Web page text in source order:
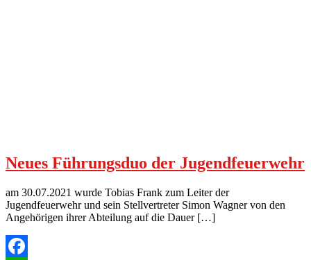
Neues Führungsduo der Jugendfeuerwehr
am 30.07.2021 wurde Tobias Frank zum Leiter der
Jugendfeuerwehr und sein Stellvertreter Simon Wagner von den
Angehörigen ihrer Abteilung auf die Dauer […]